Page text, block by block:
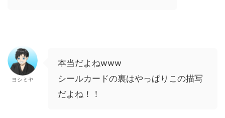
ヨシミヤ
本当だよねwww
シールカードの裏はやっぱりこの描写
だよね！！